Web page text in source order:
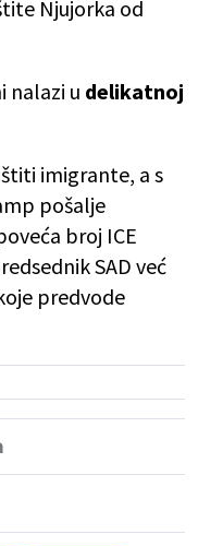
Njujorka od
nalazi u delikatnoj
imigrante, a s
pošalje
broj ICE
SAD već
predvode